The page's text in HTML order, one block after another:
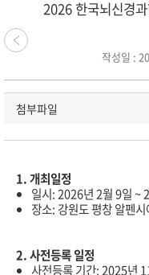
2026 한국뇌신경
작성일 :
첨부파일
1. 개최일정
일시: 2026년 2월 9일 ~
장소: 강원도 평창 알펜
2. 사전등록 일정
사전등록 기간: 2025년